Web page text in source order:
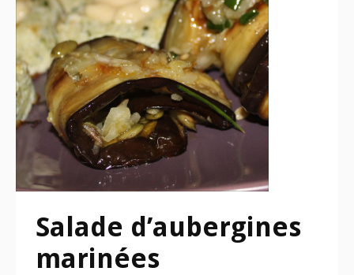
Salade d’aubergines
marinées